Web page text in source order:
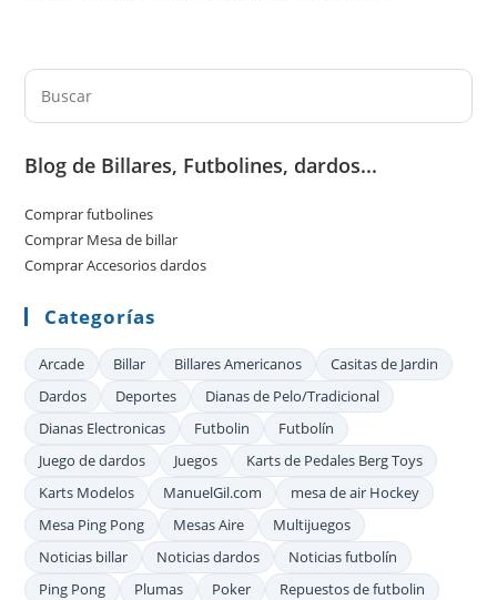
Blog de Billares, Futbolines, dardos...
Comprar futbolines
Comprar Mesa de billar
Comprar Accesorios dardos
Categorías
Arcade Billar Billares Americanos
Casitas de Jardin
Dardos
Deportes
Dianas de Pelo/Tradicional
Dianas Electronicas
Futbolin
Futbolín
Juego de dardos
Juegos
Karts de Pedales Berg Toys
Karts Modelos
ManuelGil.com
mesa de air Hockey
Mesa Ping Pong
Mesas Aire
Multijuegos
Noticias billar
Noticias dardos
Noticias futbolín
Ping Pong
Plumas Poker
Repuestos de futbolin